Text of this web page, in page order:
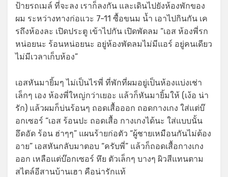
ป้ายรถเมล์ ที่จะลง เราก็ลงกัน และเดินไปยังห้องพักของ
ผม ระหว่างทางก่อแวะ 7-11 ซื้อขนม น้ำ เอาไปกินกัน เค
รถึงห้องละ เปิดประตู เข้าไปกัน เปิดพัดลม “เอส ห้องพี่รก
หน่อยนะ ร้อนหน่อยนะ อยู่ห้องพัดลมไม่มีแอร์ อยู่คนเดียว
ไม่มีเวลาเก็บห้อง”
เอสหันมายิ้มๆ ไม่เป็นไรพี่ ที่พักที่ผมอยู่เป็นห้องแบ่งเช่า
เล็กๆ เอง ห้องพี่ใหญ่กว่าเยอะ แล้วก็หันมายิ้มให้ (เง้อ น่า
รัก) แล้วผมก็บ่นร้อนๆ ถอดเสื้อออก ถอดกางเกง ใส่แต่บ๊
อกเซอร์ “เอส ร้อนปะ ถอดเสื้อ กางเกงได้นะ ใส่แบบนั้น
อึดอัด ร้อน ฮ่าๆๆ” แผนร้ายก่อตัว “ผู้ชายเหมือนกันไม่ต้อง
อาย” เอสหันกลับมาตอบ “ครับพี่” แล้วก็ถอดเสื้อกางเกง
ออก เหลือแต่บ๊อกเซอร์ หึย ตัวเล็กๆ บางๆ ผิวสีแทนตาม
สไตล์อีสานบ้านเฮา คือน่ารักแท้